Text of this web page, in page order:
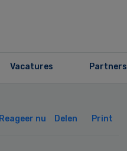
Vacatures Partners
Reageer nu Delen Print